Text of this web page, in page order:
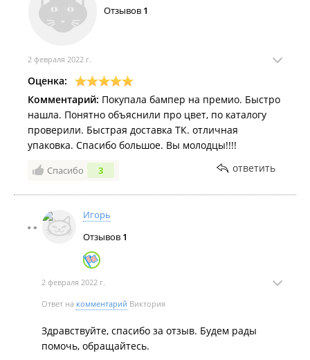
Отзывов 1
2 февраля 2022 г.
Оценка:
Комментарий: Покупала бампер на премио. Быстро
нашла. Понятно объяснили про цвет, по каталогу
проверили. Быстрая доставка ТК. отличная
упаковка. Спасибо большое. Вы молодцы!!!!
Спасибо 3 ответить
Игорь
Отзывов 1
2 февраля 2022 г.
Ответ на комментарий Виктория
Здравствуйте, спасибо за отзыв. Будем рады
помочь, обращайтесь.